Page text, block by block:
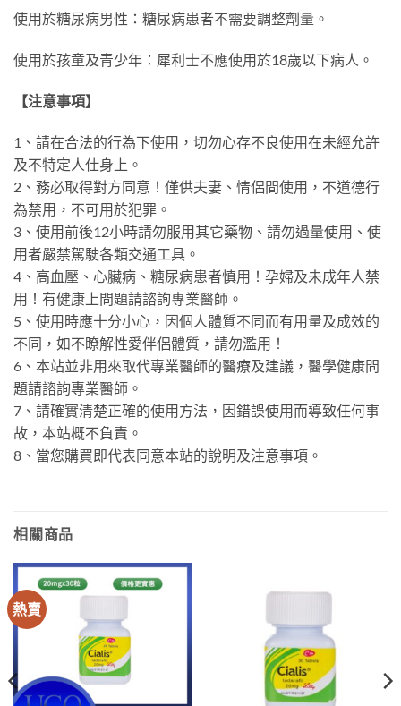
使用於糖尿病男性：糖尿病患者不需要調整劑量。
使用於孩童及青少年：犀利士不應使用於18歲以下病人。
【注意事項】
1、請在合法的行為下使用，切勿心存不良使用在未經允許
及不特定人仕身上。
2、務必取得對方同意！僅供夫妻、情侶間使用，不道德行
為禁用，不可用於犯罪。
3、使用前後12小時請勿服用其它藥物、請勿過量使用、使
用者嚴禁駕駛各類交通工具。
4、高血壓、心臟病、糖尿病患者慎用！孕婦及未成年人禁
用！有健康上問題請諮詢專業醫師。
5、使用時應十分小心，因個人體質不同而有用量及成效的
不同，如不瞭解性愛伴侶體質，請勿濫用！
6、本站並非用來取代專業醫師的醫療及建議，醫學健康問
題請諮詢專業醫師。
7、請確實清楚正確的使用方法，因錯誤使用而導致任何事
故，本站概不負責。
8、當您購買即代表同意本站的說明及注意事項。
相關商品
熱賣